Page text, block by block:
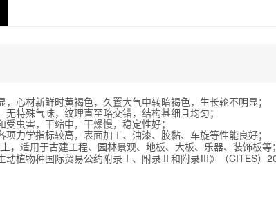
，心材新鲜时黄褐色，久置大气中转暗褐色，生长轮不明显；
无特殊气味，纹理直至略交错，结构甚细且均匀；
受虫害，干缩中，干燥慢，稳定性好；
项力学指标较高，表面加工、油漆、胶黏、车旋等性能良好；
， 适用于古建工程、园林景观、地板、大板、乐器、装饰板等；
动植物种国际贸易公约附录Ⅰ、附录Ⅱ和附录Ⅲ》（CITES）